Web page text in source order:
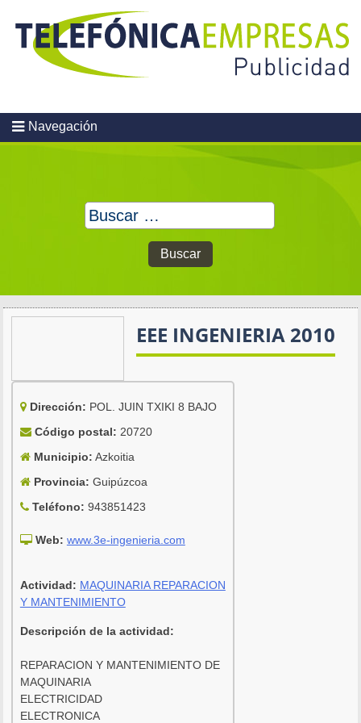
content
Navegación
Buscar:
EEE INGENIERIA 2010
Dirección: POL. JUIN TXIKI 8 BAJO
Código postal: 20720
Municipio: Azkoitia
Provincia: Guipúzcoa
Teléfono: 943851423
Web: www.3e-ingenieria.com
Actividad: MAQUINARIA REPARACION
Y MANTENIMIENTO
Descripción de la actividad:
REPARACION Y MANTENIMIENTO DE
MAQUINARIA
ELECTRICIDAD
ELECTRONICA